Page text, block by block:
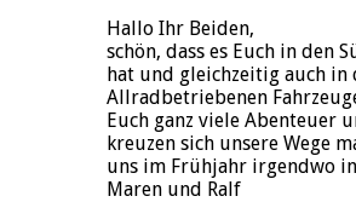
Hallo Ihr Beiden,
schön, dass es Euch in den
hat und gleichzeitig auch in
Allradbetriebenen
Euch ganz viele Abenteuer
kreuzen sich unsere Wege
uns im Frühjahr irgendwo
Maren und Ralf